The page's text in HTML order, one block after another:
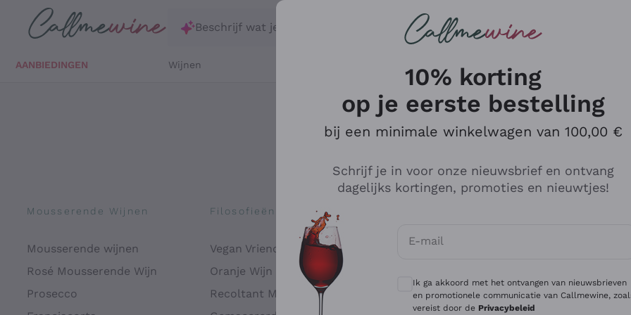
Ga direct naar de hoofdinhoud
Beschrijf wat je zoekt
AANBIEDINGEN Wijnen
Mousserende Wijnen
Mousserende wijnen
Rosé Mousserende Wijn
Prosecco
Filosofieën
Vegan Vriendelijk
Oranje Wijn
Recoltant Manipulant
Antinori
Ca' del Bosco
Gavi
10% korting
op je eerste bestelling
bij een minimale winkelwagen van 100,00 €
Schrijf je in voor onze nieuwsbrief en ontvang
dagelijks kortingen, promoties en nieuwtjes!
E-mail
Optionele toestemmingen om
Ik ga akkoord met het ontvangen van nieuwsbrieven
en promotionele communicatie van Callmewine,
vereist door de Privacybeleid